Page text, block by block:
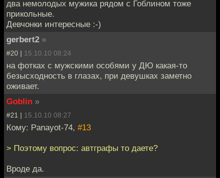
два немолодых мужика рядом с Гоблином тоже
прикольные.
Девчонки интересные :-)
gerbert2 »
#20 | 15.10.10 08:24
на фотках с мужскими особями у ДЮ какая-то
безысходность в глазах, при девушках заметно
оживает.
Goblin »
#21 | 15.10.10 08:27
Кому: Panayot-74, #13
> Поэтому вопрос: автграфы то даете?
Вроде да.